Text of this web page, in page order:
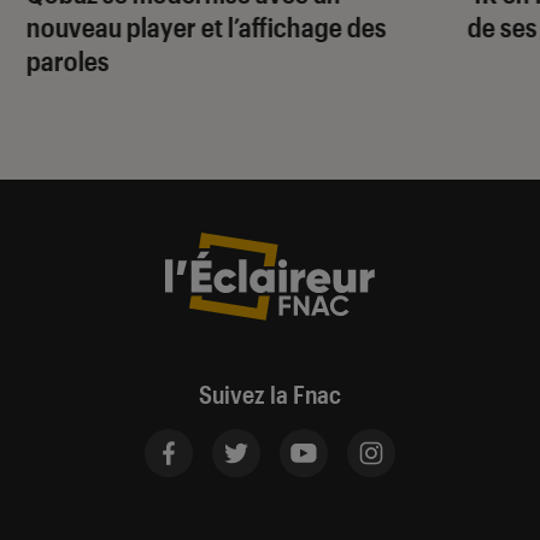
nouveau player et l’affichage des
paroles
de
Suivez la Fnac